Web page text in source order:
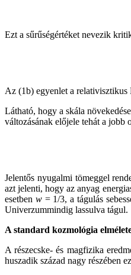
Ezt a sűrűségértéket nevezik
Az (1b) egyenlet a relativisztikus
Látható, hogy a skála
változásának előjele tehát a jobb
Jelentős nyugalmi tömeggel
azt jelenti, hogy az anyag
esetben w= 1/3, a tágulás
Univerzummindig lassulva tágul.
A standard kozmológia
A részecske- és magfizika
huszadik század nagy részében